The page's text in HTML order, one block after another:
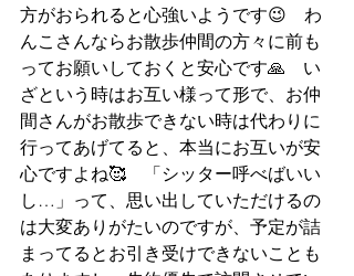
方がおられると心強いようです😉　わ
んこさんならお散歩仲間の方々に前も
ってお願いしておくと安心です🙏　い
ざという時はお互い様って形で、お仲
間さんがお散歩できない時は代わりに
行ってあげてると、本当にお互いが安
心ですよね🥰　「シッター呼べばいい
し…」って、思い出していただけるの
は大変ありがたいのですが、予定が詰
まってるとお引き受けできないことも